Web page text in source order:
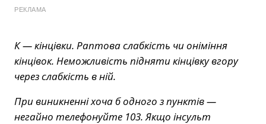
РЕКЛАМА
К — кінцівки. Раптова слабкість чи оніміння
кінцівок. Неможливість підняти кінцівку вгору
через слабкість в ній.
При виникненні хоча б одного з пунктів —
негайно телефонуйте 103. Якщо інсульт